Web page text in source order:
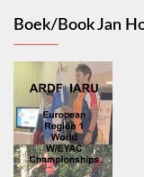
Boek/Book Jan